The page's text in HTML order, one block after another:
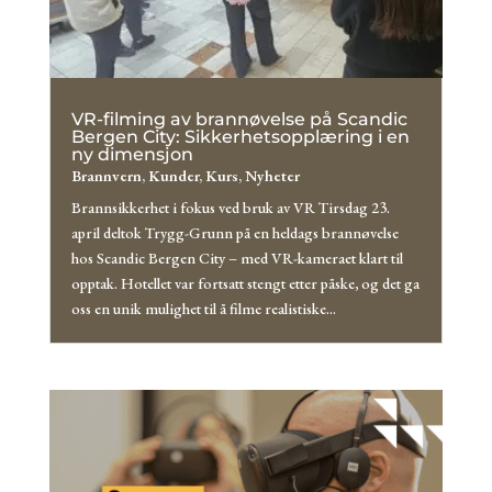
VR-filming av brannøvelse på Scandic
Bergen City: Sikkerhetsopplæring i en
ny dimensjon
Brannvern, Kunder, Kurs,Nyheter
Brannsikkerhet i fokus ved bruk av VR Tirsdag 23.
april deltok Trygg-Grunn på en heldags brannøvelse
hos Scandic Bergen City – med VR-kameraet klart til
opptak. Hotellet var fortsatt stengt etter påske, og det ga
oss en unik mulighet til å filme realistiske...